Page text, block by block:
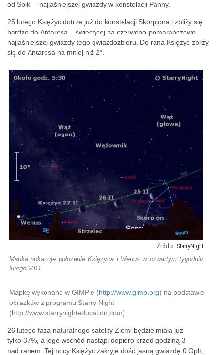
od Spiki – najjaśniejszej gwiazdy w konstelacji Panny.
25 lutego Księżyc dotrze już do konstelacji Skorpiona i zbliży się
bardzo do Antaresa – świecącej na czerwono-pomarańczowo
najjaśniejszej gwiazdy tego gwiazdozbioru. Do rana Księżyc zbliży
się do Antaresa na mniej niż 2°.
StarryNight
Mapka pokazuje położenie Księżyca i Wenus w czwartym tygodniu
lutego 2011.
Mapkę wykonano w GIMPie (http://www.gimp.org) na podstawie
obrazków z programu Starry Night
(http://www.starrynighteducation.com).
26 lutego faza naturalnego satelity Ziemi będzie miała już
tylko 37%, a jego wschód nastąpi dopiero przed godziną 3
nad ranem. Tej nocy Księżyc zakryje dość jasną gwiazdę θ Oph,